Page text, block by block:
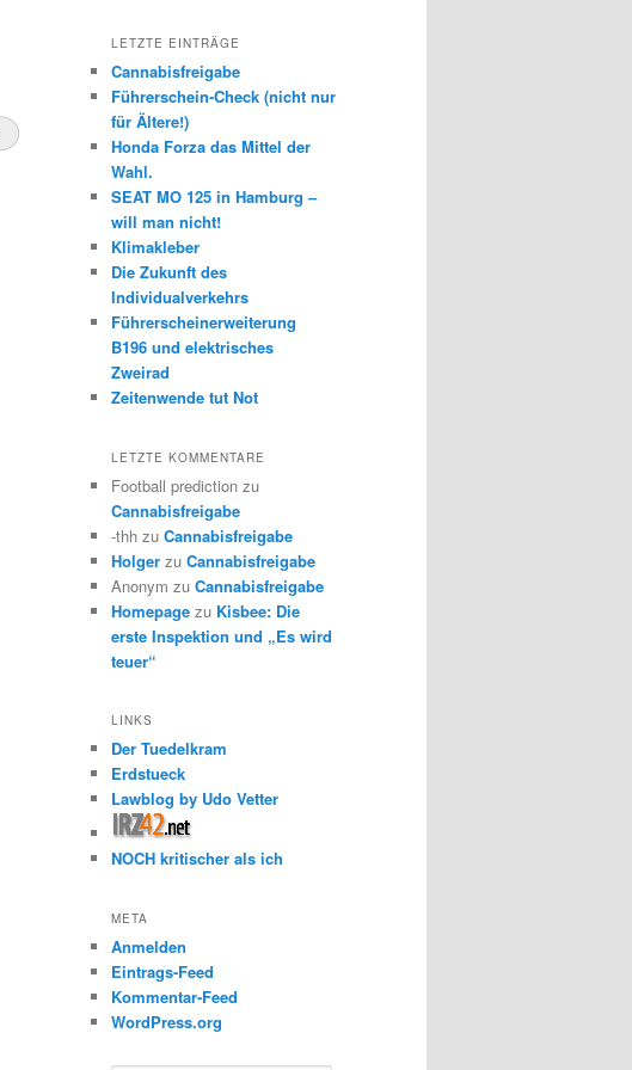
LETZTE EINTRÄGE
Cannabisfreigabe
Führerschein-Check (nicht nur
für Ältere!)
Honda Forza das Mittel der
Wahl.
SEAT MO 125 in Hamburg –
will man nicht!
Klimakleber
Die Zukunft des
Individualverkehrs
Führerscheinerweiterung
B196 und elektrisches
Zweirad
Zeitenwende tut Not
LETZTE KOMMENTARE
Football prediction zu
Cannabisfreigabe
-thh zu Cannabisfreigabe
Holger zu Cannabisfreigabe
Anonym zu Cannabisfreigabe
Homepage zu Kisbee: Die
erste Inspektion und „Es wird
teuer“
LINKS
Der Tuedelkram
Erdstueck
Lawblog by Udo Vetter
NOCH kritischer als ich
META
Anmelden
Eintrags-Feed
Kommentar-Feed
WordPress.org